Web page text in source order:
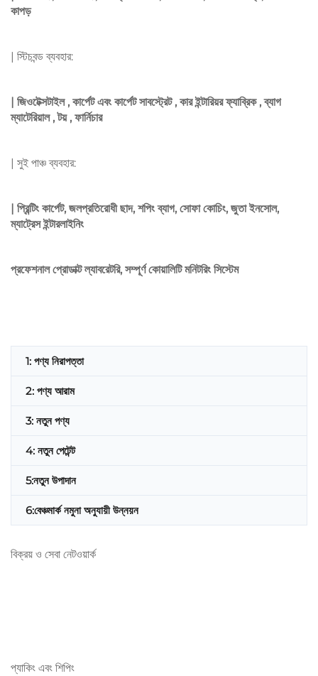
কাপড়
| স্টিচবন্ড ব্যবহার:
| জিওটেক্সটাইল , কার্পেট এবং কার্পেট সাবস্ট্রেট , কার ইন্টারিয়র ফ্যাব্রিক , ব্যাগ
ম্যাটেরিয়াল , টয় , ফার্নিচার
| সুই পাঞ্চ ব্যবহার:
| প্রিন্টিং কার্পেট, জলপ্রতিরোধী ছাদ, শপিং ব্যাগ, সোফা কোচিং, জুতা ইনসোল,
ম্যাট্রেস ইন্টারলাইনিং
প্রফেশনাল প্রোডাক্ট ল্যাবরেটরি, সম্পূর্ণ কোয়ালিটি মনিটরিং সিস্টেম
1: পণ্য নিরাপত্তা
2: পণ্য আরাম
3: নতুন পণ্য
4: নতুন পেটেন্ট
5:নতুন উপাদান
6:বেঞ্চমার্ক নমুনা অনুযায়ী উন্নয়ন
বিক্রয় ও সেবা নেটওয়ার্ক
প্যাকিং এবং শিপিং